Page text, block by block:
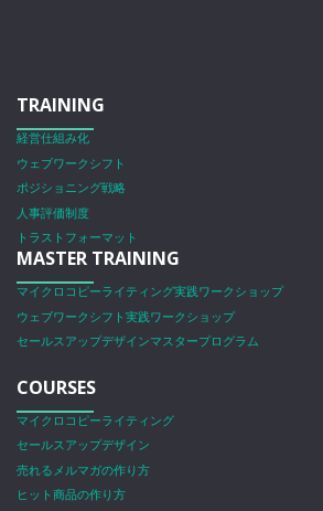
TRAINING
経営仕組み化
ウェブワークシフト
ポジショニング戦略
人事評価制度
トラストフォーマット
MASTER TRAINING
マイクロコピーライティング実践ワークショップ
ウェブワークシフト実践ワークショップ
セールスアップデザインマスタープログラム
COURSES
マイクロコピーライティング
セールスアップデザイン
売れるメルマガの作り方
ヒット商品の作り方